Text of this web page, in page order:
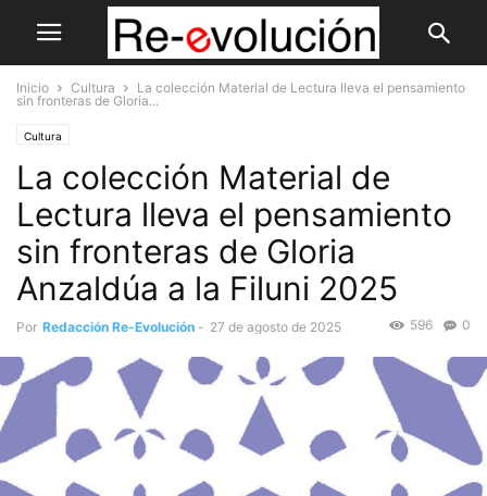
Inicio Cultura
La colección Material de Lectura lleva el pensamiento
sin fronteras de Gloria...
Cultura
La colección Material de
Lectura lleva el pensamiento
sin fronteras de Gloria
Anzaldúa a la Filuni 2025
Por Redacción Re-Evolución - 27 de agosto de 2025 0
596